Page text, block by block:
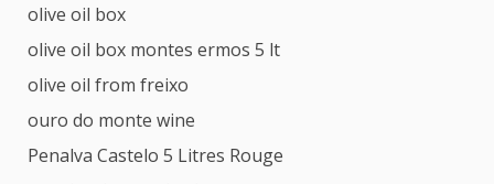
olive oil box
olive oil box montes ermos 5 lt
olive oil from freixo
ouro do monte wine
Penalva Castelo 5 Litres Rouge